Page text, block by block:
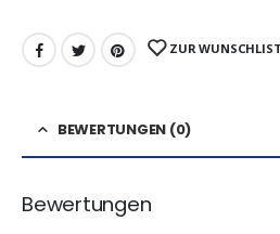
ZUR
BEWERTUNGEN (0)
Bewertungen